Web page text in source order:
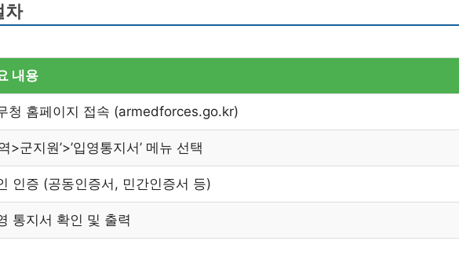
차
내용
청 홈페이지 접속 (armedforces.go.kr)
>군지원’>’입영통지서’ 메뉴 선택
인증 (공동인증서, 민간인증서 등)
통지서 확인 및 출력